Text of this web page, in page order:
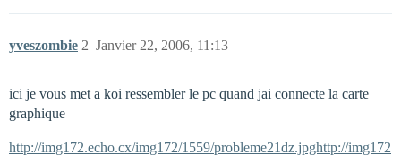
yveszombie Janvier 22, 2006, 11:13
2
ici je vous met a koi ressembler le pc quand jai connecte la carte
graphique
http://img172.echo.cx/img172/1559/probleme21dz.jpghttp://img172